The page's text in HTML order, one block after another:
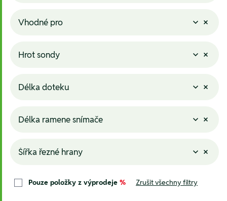
Vhodné pro
Hrot sondy
Délka doteku
Délka ramene snímače
Šířka řezné hrany
Pouze položky z výprodeje % Zrušit všechny filtry